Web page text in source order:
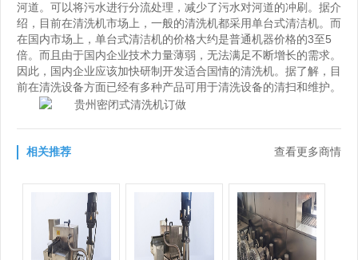
河道。可以将污水进行分流处理，减少了污水对河道的冲刷。据介
绍，目前在清洗机市场上，一般的清洗机都采用单台式清洁机。而
在国内市场上，单台式清洁机的价格大约是普通机器价格的3至5
倍。而且由于国内企业技术力量薄弱，无法满足不断增长的需求。
因此，国内企业应该加快研制开发适合国情的清洗机。据了解，目
前在清洗设备方面已经有多种产品可用于清洗设备的清扫和维护。
相关推荐 查看更多商情